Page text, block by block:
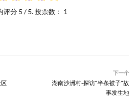
评分 5 / 5. 投票数： 1
下一个
湖南沙洲村-探访“半条被子”故
事发生地